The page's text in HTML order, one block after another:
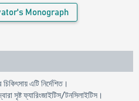
Monograph
এটি নির্দেশিত।
সৃষ্ট ফ্যারিংজাইটিস/টনসিলাইটিস।